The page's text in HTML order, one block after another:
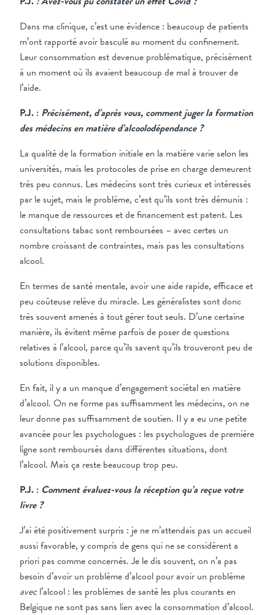
Dans ma clinique, c’est une évidence : beaucoup de patients
m’ont rapporté avoir basculé au moment du confinement.
Leur consommation est devenue problématique, précisément
à un moment où ils avaient beaucoup de mal à trouver de
l’aide.
P.J. : Précisément, d’après vous, comment juger la formation
des médecins en matière d’alcoolodépendance ?
La qualité de la formation initiale en la matière varie selon les
universités, mais les protocoles de prise en charge demeurent
très peu connus. Les médecins sont très curieux et intéressés
par le sujet, mais le problème, c’est qu’ils sont très démunis :
le manque de ressources et de financement est patent. Les
consultations tabac sont remboursées – avec certes un
nombre croissant de contraintes, mais pas les consultations
alcool.
En termes de santé mentale, avoir une aide rapide, efficace et
peu coûteuse relève du miracle. Les généralistes sont donc
très souvent amenés à tout gérer tout seuls. D’une certaine
manière, ils évitent même parfois de poser de questions
relatives à l’alcool, parce qu’ils savent qu’ils trouveront peu de
solutions disponibles.
En fait, il y a un manque d’engagement sociétal en matière
d’alcool. On ne forme pas suffisamment les médecins, on ne
leur donne pas suffisamment de soutien. Il y a eu une petite
avancée pour les psychologues : les psychologues de première
ligne sont remboursés dans différentes situations, dont
l’alcool. Mais ça reste beaucoup trop peu.
P.J. : Comment évaluez-vous la réception qu’a reçue votre
livre ?
J’ai été positivement surpris : je ne m’attendais pas un accueil
aussi favorable, y compris de gens qui ne se considèrent a
priori pas comme concernés. Je le dis souvent, on n’a pas
besoin d’avoir un problème d’alcool pour avoir un problème
avecl’alcool : les problèmes de santé les plus courants en
Belgique ne sont pas sans lien avec la consommation d’alcool.